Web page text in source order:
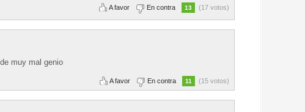
A favor En contra 13 (17 votos)
muy mal genio
A favor En contra 11 (15 votos)